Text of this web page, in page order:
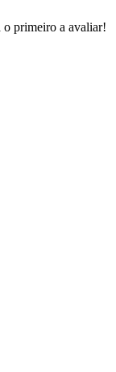
o primeiro a avaliar!